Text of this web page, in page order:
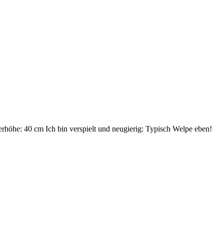
40 cm Ich bin verspielt und neugierig: Typisch Welpe eben!